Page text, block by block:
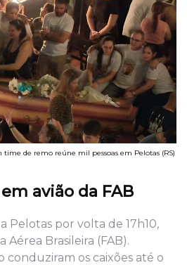
de remo reúne mil pessoas em Pelotas (RS)
avião da FAB
Pelotas por volta de 17h10,
Aérea Brasileira (FAB).
conduziram os caixões até o